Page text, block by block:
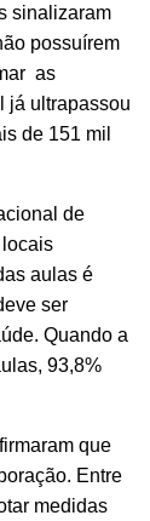
sinalizaram
possuírem
as
já ultrapassou
de 151 mil
de
aulas é
ser
Quando a
93,8%
que
Entre
medidas